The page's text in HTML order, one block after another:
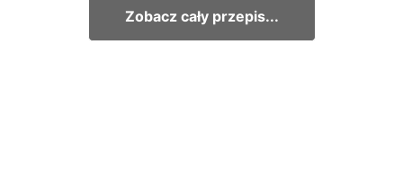
Zobacz cały przepis...